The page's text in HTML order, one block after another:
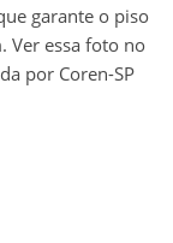
garante o piso
Ver essa foto no
por Coren-SP